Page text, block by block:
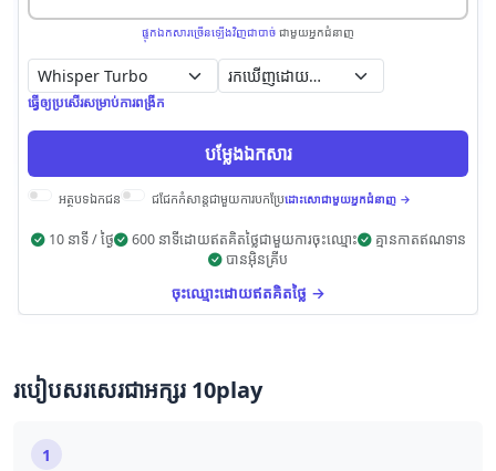
ផ្ទុក​ឯកសារ​ច្រើន​ឡើង​វិញ​ជា​បាច់ ជាមួយ​អ្នក​ជំនាញ
រក​ឃើញ​ដោយ​ស្វ័យ​ប្រវត្តិ
ធ្វើ​ឲ្យ​ប្រសើរ​សម្រាប់​ការ​ពង្រីក
បម្លែង​ឯកសារ
អត្ថបទ​ឯកជន ជជែក​កំសាន្ត​ជាមួយ​ការ​បកប្រែដោះសោ​ជាមួយ​អ្នក​ជំនាញ →
10 នាទី / ថ្ងៃ 600 នាទីដោយឥតគិតថ្លៃជាមួយការចុះឈ្មោះ
គ្មាន​កាត​ឥណទាន
បាន​អ៊ិនគ្រីប
ចុះឈ្មោះដោយឥតគិតថ្លៃ →
របៀប​សរសេរ​ជា​អក្សរ 10play
1